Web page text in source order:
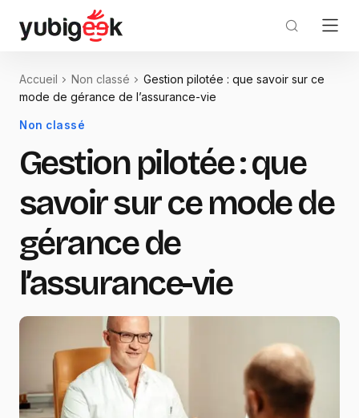
Accueil Non classé
Gestion pilotée : que savoir sur ce
mode de gérance de l’assurance-vie
Non classé
Gestion pilotée : que
savoir sur ce mode de
gérance de
l’assurance-vie